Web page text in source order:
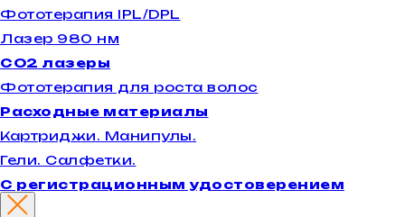
Фототерапия IPL/DPL
Лазер 980 нм
CO2 лазеры
Фототерапия для роста волос
Расходные материалы
Картриджи. Манипулы.
Гели. Салфетки.
С регистрационным удостоверением